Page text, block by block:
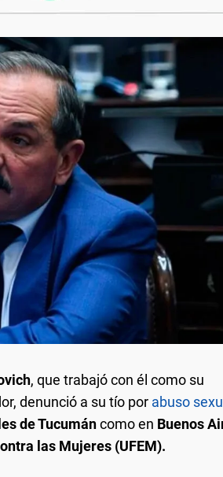
, que trabajó con él como su
denunció a su tío por abuso
de Tucumáncomo en Buenos
las Mujeres (UFEM).